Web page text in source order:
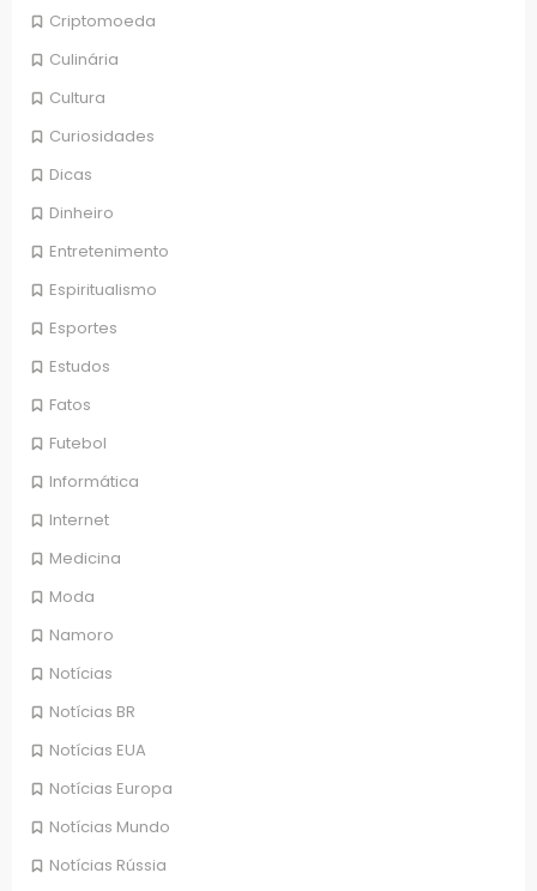
Criptomoeda
Culinária
Cultura
Curiosidades
Dicas
Dinheiro
Entretenimento
Espiritualismo
Esportes
Estudos
Fatos
Futebol
Informática
Internet
Medicina
Moda
Namoro
Notícias
Notícias BR
Notícias EUA
Notícias Europa
Notícias Mundo
Notícias Rússia